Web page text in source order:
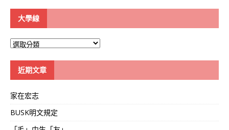
大學線
大
近期文章
家在宏志
BUSK明文規定